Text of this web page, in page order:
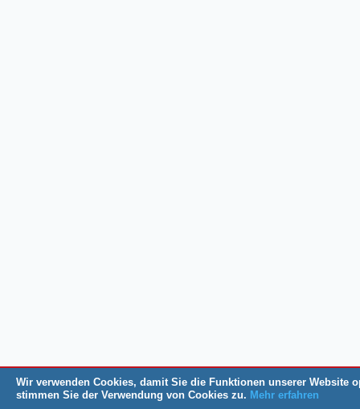
Wir verwenden Cookies, damit Sie die Funktionen unserer Website
stimmen Sie der Verwendung von Cookies zu. Mehr erfahren